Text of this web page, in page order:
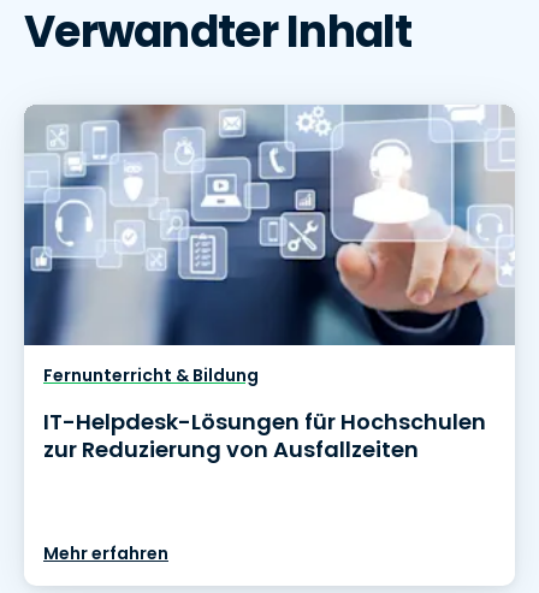
Verwandter Inhalt
Fernunterricht & Bildung
IT-Helpdesk-Lösungen für Hochschulen
zur Reduzierung von Ausfallzeiten
Mehr erfahren